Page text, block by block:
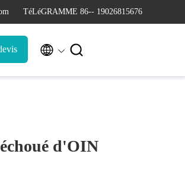
TéLéGRAMME 86-- 19026815676
 
d'OIN